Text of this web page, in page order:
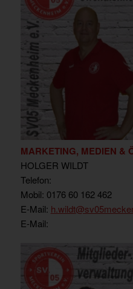
MARKETING, MEDIEN &
HOLGER WILDT
Telefon:
Mobil: 0176 60 162 462
E-Mail: h.wildt
E-Mail: